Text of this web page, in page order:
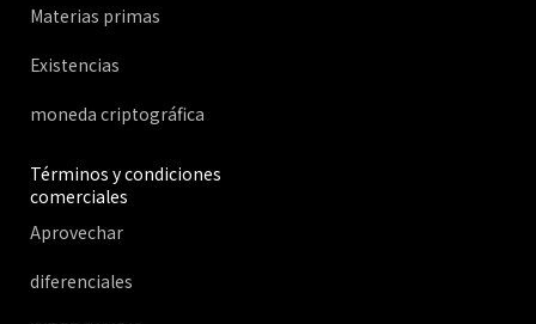
Materias primas
Existencias
moneda criptográfica
Términos y condiciones
comerciales
Aprovechar
diferenciales